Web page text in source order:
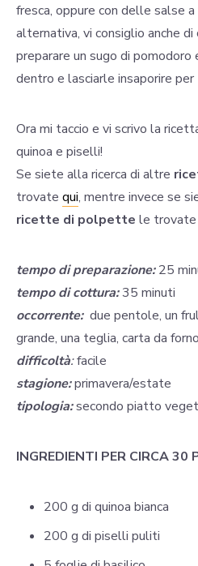
fresca, oppure con delle salse
alternativa, vi consiglio anche
preparare un sugo di
dentro e lasciarle insaporire
Ora mi taccio e vi scrivo la
quinoa e piselli!
Se siete alla ricerca di altre
trovate qui, mentre invece se
ricette di polpette le trovate
tempo di preparazione:25
tempo di cottura:35 minuti
occorrente:due pentole, un
grande, una teglia, carta da forno
difficoltà:facile
stagione:primavera/estate
tipologia:secondo piatto
INGREDIENTI PER CIRCA 30
200 g di quinoa bianca
200 g di piselli puliti